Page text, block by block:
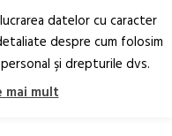
RO EN
datelor cu caracter
despre cum folosim
şi drepturile dvs.
mult